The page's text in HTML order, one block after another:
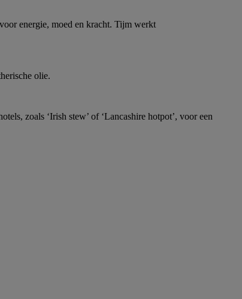
energie, moed en kracht. Tijm werkt
olie.
zoals ‘Irish stew’ of ‘Lancashire hotpot’, voor een